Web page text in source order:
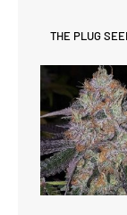
THE PLUG